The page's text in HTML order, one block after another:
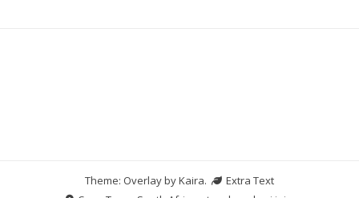
Theme: Overlay byKaira.
Extra Text